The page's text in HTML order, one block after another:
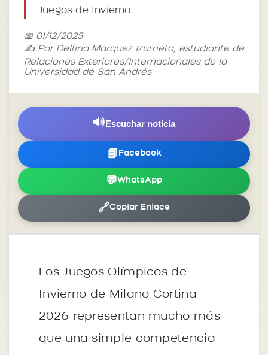
Juegos de Invierno.
📅 01/12/2025
✍️ Por Delfina Marquez Izurrieta, estudiante de
Relaciones Exteriores/Internacionales de la
Universidad de San Andrés
🔊Escuchar noticia
📘 Facebook
💬WhatsApp
🔗Copiar Enlace
Los Juegos Olímpicos de
Invierno de Milano Cortina
2026 representan mucho más
que una simple competencia